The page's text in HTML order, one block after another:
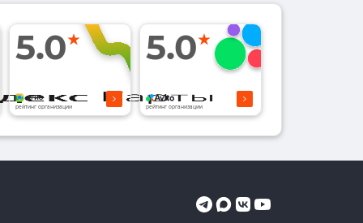
5.0
рейтинг организации
5.0
рейтинг организации